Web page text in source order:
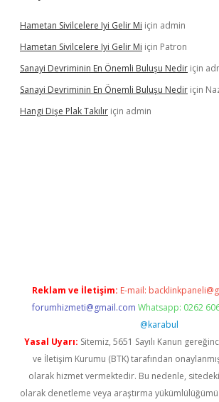
Hametan Sivilcelere Iyi Gelir Mi için admin
Hametan Sivilcelere Iyi Gelir Mi için Patron
Sanayi Devriminin En Önemli Buluşu Nedir için
Sanayi Devriminin En Önemli Buluşu Nedir için
Hangi Dişe Plak Takılır için admin
Reklam ve İletişim: E-mail:
forumhizmeti@gmail.com Whatsapp: 0262
@karabul
Yasal Uyarı: Sitemiz, 5651 Sayılı Kanun
ve İletişim Kurumu (BTK) tarafından
olarak hizmet vermektedir. Bu nedenle,
olarak denetleme veya araştırma